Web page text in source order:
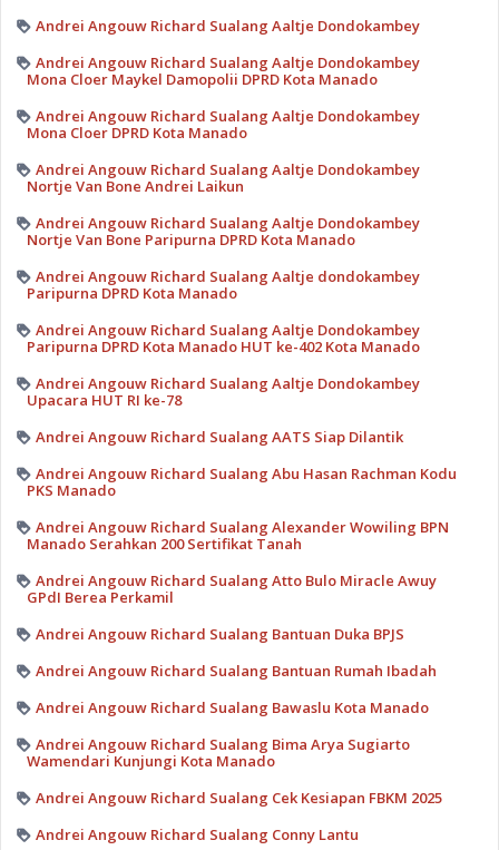
Andrei Angouw Richard Sualang Aaltje Dondokambey
Andrei Angouw Richard Sualang Aaltje Dondokambey
Mona Cloer Maykel Damopolii DPRD Kota Manado
Andrei Angouw Richard Sualang Aaltje Dondokambey
Mona Cloer DPRD Kota Manado
Andrei Angouw Richard Sualang Aaltje Dondokambey
Nortje Van Bone Andrei Laikun
Andrei Angouw Richard Sualang Aaltje Dondokambey
Nortje Van Bone Paripurna DPRD Kota Manado
Andrei Angouw Richard Sualang Aaltje dondokambey
Paripurna DPRD Kota Manado
Andrei Angouw Richard Sualang Aaltje Dondokambey
Paripurna DPRD Kota Manado HUT ke-402 Kota Manado
Andrei Angouw Richard Sualang Aaltje Dondokambey
Upacara HUT RI ke-78
Andrei Angouw Richard Sualang AATS Siap Dilantik
Andrei Angouw Richard Sualang Abu Hasan Rachman Kodu
PKS Manado
Andrei Angouw Richard Sualang Alexander Wowiling BPN
Manado Serahkan 200 Sertifikat Tanah
Andrei Angouw Richard Sualang Atto Bulo Miracle Awuy
GPdI Berea Perkamil
Andrei Angouw Richard Sualang Bantuan Duka BPJS
Andrei Angouw Richard Sualang Bantuan Rumah Ibadah
Andrei Angouw Richard Sualang Bawaslu Kota Manado
Andrei Angouw Richard Sualang Bima Arya Sugiarto
Wamendari Kunjungi Kota Manado
Andrei Angouw Richard Sualang Cek Kesiapan FBKM 2025
Andrei Angouw Richard Sualang Conny Lantu